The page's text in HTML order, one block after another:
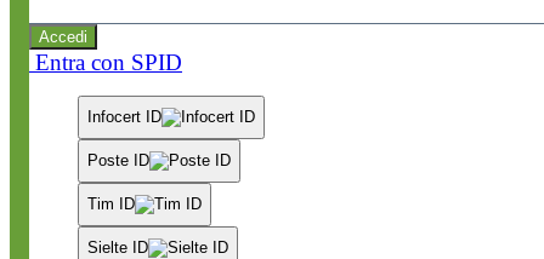
Accedi
Entra con SPID
Infocert ID
Poste ID
Tim ID
Sielte ID